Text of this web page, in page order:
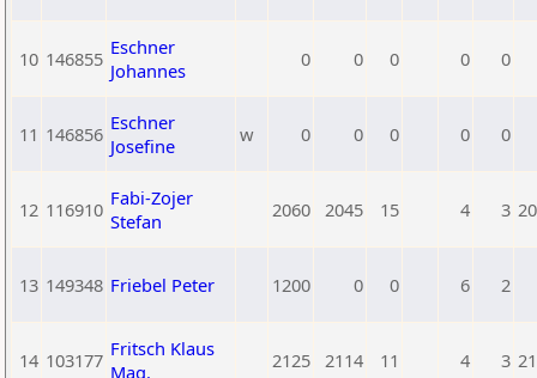
10 146855 Eschner
Johannes
0 0 0 0 0
11 146856 Eschner
Josefine
w 0 0 0 0 0
12 116910 Fabi-Zojer
Stefan
2060 2045 15 4 3
13 149348 Friebel Peter 1200 0 0 6 2
14 103177 Fritsch Klaus
Mag.
2125 2114 11 4 3